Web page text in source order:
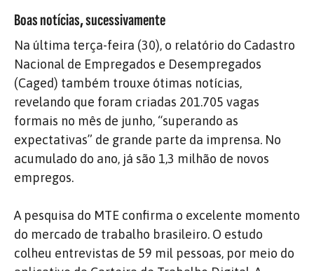
Boas notícias, sucessivamente
Na última terça-feira (30), o relatório do Cadastro
Nacional de Empregados e Desempregados
(Caged) também trouxe ótimas notícias,
revelando que foram criadas 201.705 vagas
formais no mês de junho, “superando as
expectativas” de grande parte da imprensa. No
acumulado do ano, já são 1,3 milhão de novos
empregos.
A pesquisa do MTE confirma o excelente momento
do mercado de trabalho brasileiro. O estudo
colheu entrevistas de 59 mil pessoas, por meio do